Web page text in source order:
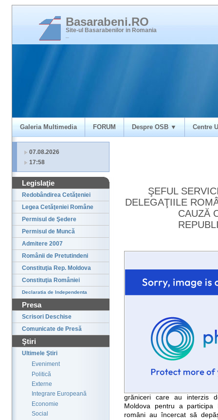
Basarabeni.RO
Site-ul Basarabenilor in Romania
Galeria Multimedia FORUM Despre OSB ▼ Centre
07.08.2026
17:58
Legislaţie
Redobândirea Cetăţeniei
Legea Cetăţeniei Române
Permisul de Şedere
Permisul de Muncă
Admitere 2007
Românii de Pretutindeni
Constituţia Rep. Moldova
Constituţia României
Declaratia de Independenta
Presa
Scrisori Deschise
Comunicate de Presă
Ştiri
Ultimele Ştiri
Eveniment
Politică
Externe
Integrare Europeană
Economie
Social
ŞEFUL
DELEGAŢIILE
CAUZĂ
grăniceri care au interzis
Moldova pentru a
români au încercat să